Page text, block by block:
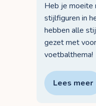
Heb je moeite
stijlfiguren in
hebben alle
gezet met
voetbalthema!
Lees meer